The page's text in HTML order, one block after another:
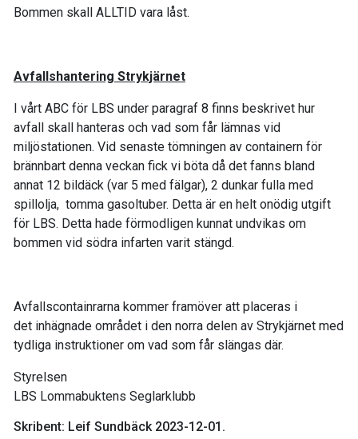
Bommen skall ALLTID vara låst.
Avfallshantering Strykjärnet
I vårt ABC för LBS under paragraf 8 finns beskrivet hur
avfall skall hanteras och vad som får lämnas vid
miljöstationen. Vid senaste tömningen av containern för
brännbart denna veckan fick vi böta då det fanns bland
annat 12 bildäck (var 5 med fälgar), 2 dunkar fulla med
spillolja, tomma gasoltuber. Detta är en helt onödig utgift
för LBS. Detta hade förmodligen kunnat undvikas om
bommen vid södra infarten varit stängd.
Avfallscontainrarna kommer framöver att placeras i
det inhägnade området i den norra delen av Strykjärnet med
tydliga instruktioner om vad som får slängas där.
Styrelsen
LBS Lommabuktens Seglarklubb
Skribent: Leif Sundbäck 2023-12-01.